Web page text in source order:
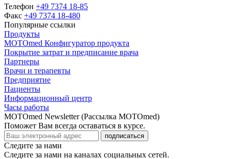
Телефон +49 7374 18-85
Факс +49 7374 18-480
Популярные ссылки
Продукты
MOTOmed Конфигуратор продукта
Покрытие затрат и предписание врача
Партнеры
Врачи и терапевты
Предприятие
Пациенты
Информационный центр
Часы работы
MOTOmed Newsletter (Рассылка MOTOmed)
Поможет Вам всегда оставаться в курсе.
подписаться
Следите за нами
Следите за нами на каналах социальных сетей.